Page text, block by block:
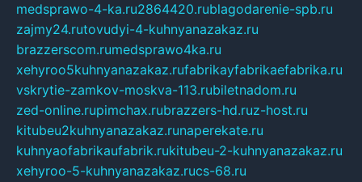
medsprawo-4-ka.ru2864420.rublagodarenie-spb.ru
zajmy24.rutovudyi-4-kuhnyanazakaz.ru
brazzerscom.rumedsprawo4ka.ru
xehyroo5kuhnyanazakaz.rufabrikayfabrikaefabrika.ru
vskrytie-zamkov-moskva-113.rubiletnadom.ru
zed-online.rupimchax.rubrazzers-hd.ruz-host.ru
kitubeu2kuhnyanazakaz.runaperekate.ru
kuhnyaofabrikaufabrik.rukitubeu-2-kuhnyanazakaz.ru
xehyroo-5-kuhnyanazakaz.rucs-68.ru